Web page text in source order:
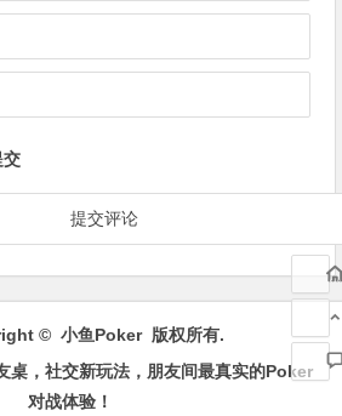
交
© 小鱼Poker版权所有.
桌，社交新玩法，朋友间最真实的Poker
对战体验！